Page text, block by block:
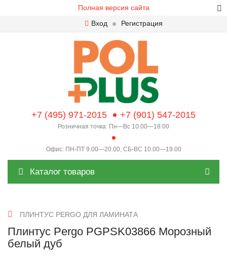
Полная версия сайта
Вход
Регистрация
+7 (495) 971-2015 +7 (901) 547-2015
Розничная точка: Пн—Вс 10:00—18:00
Офис: ПН-ПТ 9.00—20.00, СБ-ВС 10.00—19.00
Каталог товаров
ПЛИНТУС PERGO ДЛЯ ЛАМИНАТА
Плинтус Pergo PGPSK03866 Морозный
белый дуб